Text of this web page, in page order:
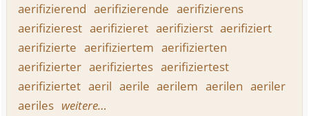
aerifizierend aerifizierende aerifizierens
aerifizierest aerifizieret aerifizierst aerifiziert
aerifizierte aerifiziertem aerifizierten
aerifizierter aerifiziertes aerifiziertest
aerifiziertet aeril aerile aerilem aerilen aeriler
aeriles weitere…